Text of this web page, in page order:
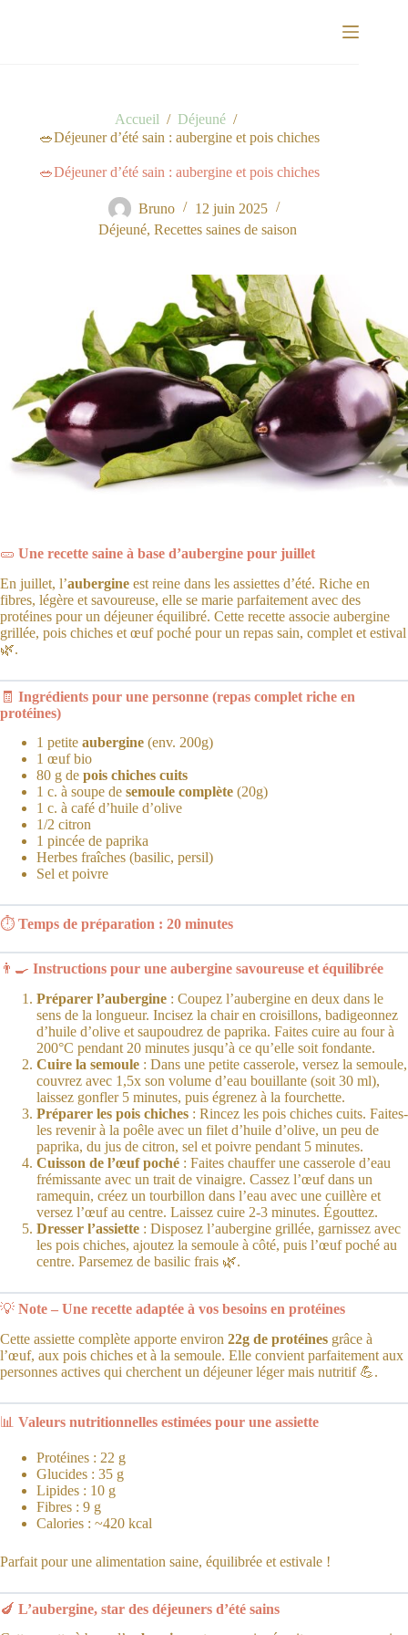
Accueil / Déjeuné /
🥗Déjeuner d’été sain : aubergine et pois chiches
🥗Déjeuner d’été sain : aubergine et pois chiches
Bruno
12 juin 2025
Déjeuné,Recettes saines de saison
🥒 Une recette saine à base d’aubergine pour juillet
En juillet, l’aubergine est reine dans les assiettes d’été. Riche en
fibres, légère et savoureuse, elle se marie parfaitement avec des
protéines pour un déjeuner équilibré. Cette recette associe aubergine
grillée, pois chiches et œuf poché pour un repas sain, complet et estival
🌿.
🧾 Ingrédients pour une personne (repas complet riche en
protéines)
1 petite aubergine (env. 200g)
1 œuf bio
80 g de pois chiches cuits
1 c. à soupe de semoule complète (20g)
1 c. à café d’huile d’olive
1/2 citron
1 pincée de paprika
Herbes fraîches (basilic, persil)
Sel et poivre
⏱ Temps de préparation : 20 minutes
👨‍🍳 Instructions pour une aubergine savoureuse et équilibrée
Préparer l’aubergine : Coupez l’aubergine en deux dans le
sens de la longueur. Incisez la chair en croisillons, badigeonnez
d’huile d’olive et saupoudrez de paprika. Faites cuire au four à
200°C pendant 20 minutes jusqu’à ce qu’elle soit fondante.
Cuire la semoule : Dans une petite casserole, versez la semoule,
couvrez avec 1,5x son volume d’eau bouillante (soit 30 ml),
laissez gonfler 5 minutes, puis égrenez à la fourchette.
Préparer les pois chiches : Rincez les pois chiches cuits. Faites-
les revenir à la poêle avec un filet d’huile d’olive, un peu de
paprika, du jus de citron, sel et poivre pendant 5 minutes.
Cuisson de l’œuf poché : Faites chauffer une casserole d’eau
frémissante avec un trait de vinaigre. Cassez l’œuf dans un
ramequin, créez un tourbillon dans l’eau avec une cuillère et
versez l’œuf au centre. Laissez cuire 2-3 minutes. Égouttez.
Dresser l’assiette : Disposez l’aubergine grillée, garnissez avec
les pois chiches, ajoutez la semoule à côté, puis l’œuf poché au
centre. Parsemez de basilic frais 🌿.
💡 Note – Une recette adaptée à vos besoins en protéines
Cette assiette complète apporte environ 22g de protéines grâce à
l’œuf, aux pois chiches et à la semoule. Elle convient parfaitement aux
personnes actives qui cherchent un déjeuner léger mais nutritif 💪.
📊 Valeurs nutritionnelles estimées pour une assiette
Protéines : 22 g
Glucides : 35 g
Lipides : 10 g
Fibres : 9 g
Calories : ~420 kcal
Parfait pour une alimentation saine, équilibrée et estivale !
🍆 L’aubergine, star des déjeuners d’été sains